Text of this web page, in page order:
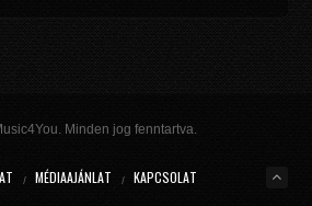
TROUBLE (SO WHAT) (DJ.BÍRÓ PRIVATE EDIT)
(EXTENDED MIX)
Minden jog fenntartva.
MÉDIAAJÁNLAT KAPCSOLAT